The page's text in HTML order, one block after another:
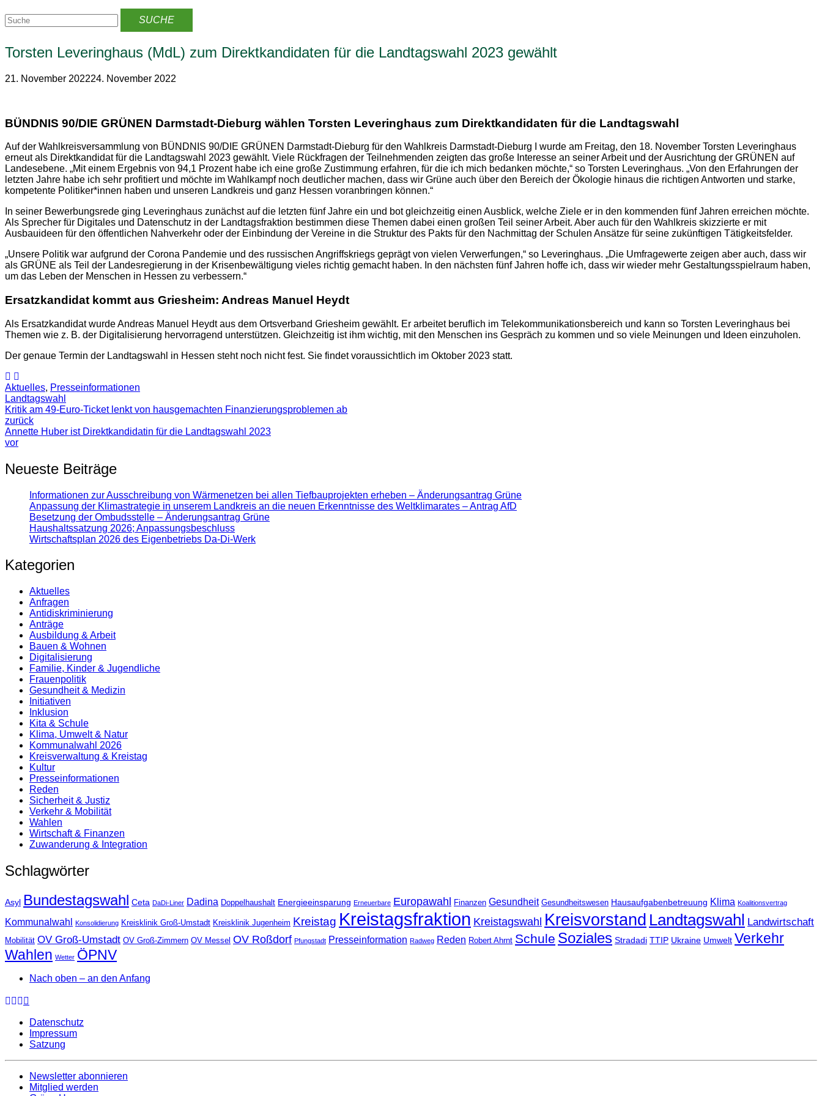
Torsten Leveringhaus (MdL) zum Direktkandidaten für die Landtagswahl 2023 gewählt
21. November 202224. November 2022
BÜNDNIS 90/DIE GRÜNEN Darmstadt-Dieburg wählen Torsten Leveringhaus zum Direktkandidaten für die Landtagswahl
Auf der Wahlkreisversammlung von BÜNDNIS 90/DIE GRÜNEN Darmstadt-Dieburg für den Wahlkreis Darmstadt-Dieburg I wurde am Freitag, den 18. November Torsten Leveringhaus
erneut als Direktkandidat für die Landtagswahl 2023 gewählt. Viele Rückfragen der Teilnehmenden zeigten das große Interesse an seiner Arbeit und der Ausrichtung der GRÜNEN auf
Landesebene. „Mit einem Ergebnis von 94,1 Prozent habe ich eine große Zustimmung erfahren, für die ich mich bedanken möchte,“ so Torsten Leveringhaus. „Von den Erfahrungen der
letzten Jahre habe ich sehr profitiert und möchte im Wahlkampf noch deutlicher machen, dass wir Grüne auch über den Bereich der Ökologie hinaus die richtigen Antworten und starke,
kompetente Politiker*innen haben und unseren Landkreis und ganz Hessen voranbringen können.“
In seiner Bewerbungsrede ging Leveringhaus zunächst auf die letzten fünf Jahre ein und bot gleichzeitig einen Ausblick, welche Ziele er in den kommenden fünf Jahren erreichen möchte.
Als Sprecher für Digitales und Datenschutz in der Landtagsfraktion bestimmen diese Themen dabei einen großen Teil seiner Arbeit. Aber auch für den Wahlkreis skizzierte er mit
Ausbauideen für den öffentlichen Nahverkehr oder der Einbindung der Vereine in die Struktur des Pakts für den Nachmittag der Schulen Ansätze für seine zukünftigen Tätigkeitsfelder.
„Unsere Politik war aufgrund der Corona Pandemie und des russischen Angriffskriegs geprägt von vielen Verwerfungen,“ so Leveringhaus. „Die Umfragewerte zeigen aber auch, dass wir
als GRÜNE als Teil der Landesregierung in der Krisenbewältigung vieles richtig gemacht haben. In den nächsten fünf Jahren hoffe ich, dass wir wieder mehr Gestaltungsspielraum haben,
um das Leben der Menschen in Hessen zu verbessern.“
Ersatzkandidat kommt aus Griesheim: Andreas Manuel Heydt
Als Ersatzkandidat wurde Andreas Manuel Heydt aus dem Ortsverband Griesheim gewählt. Er arbeitet beruflich im Telekommunikationsbereich und kann so Torsten Leveringhaus bei
Themen wie z. B. der Digitalisierung hervorragend unterstützen. Gleichzeitig ist ihm wichtig, mit den Menschen ins Gespräch zu kommen und so viele Meinungen und Ideen einzuholen.
Der genaue Termin der Landtagswahl in Hessen steht noch nicht fest. Sie findet voraussichtlich im Oktober 2023 statt.
Aktuelles, Presse­informationen
Landtagswahl
Kritik am 49-Euro-Ticket lenkt von hausgemachten Finanzierungsproblemen ab
zurück
Annette Huber ist Direktkandidatin für die Landtagswahl 2023
vor
Neueste Beiträge
Informationen zur Ausschreibung von Wärmenetzen bei allen Tiefbauprojekten erheben – Änderungsantrag Grüne
Anpassung der Klimastrategie in unserem Landkreis an die neuen Erkenntnisse des Weltklimarates – Antrag AfD
Besetzung der Ombudsstelle – Änderungsantrag Grüne
Haushaltssatzung 2026; Anpassungsbeschluss
Wirtschaftsplan 2026 des Eigenbetriebs Da-Di-Werk
Kategorien
Aktuelles
Anfragen
Antidiskrimi­nierung
Anträge
Ausbildung & Arbeit
Bauen & Wohnen
Digitalisierung
Familie, Kinder & Jugendliche
Frauenpolitik
Gesundheit & Medizin
Initiativen
Inklusion
Kita & Schule
Klima, Umwelt & Natur
Kommunalwahl 2026
Kreisverwaltung & Kreistag
Kultur
Presse­informationen
Reden
Sicherheit & Justiz
Verkehr & Mobilität
Wahlen
Wirtschaft & Finanzen
Zuwanderung & Integration
Schlagwörter
Asyl Bundestagswahl Ceta DaDi-Liner Dadina Doppelhaushalt Energieeinsparung Erneuerbare Europawahl Finanzen Gesundheit Gesundheitswesen Hausaufgabenbetreuung Klima Koalitionsvertrag
Kommunalwahl Konsolidierung Kreisklinik Groß-Umstadt Kreisklinik Jugenheim Kreistag Kreistagsfraktion Kreistagswahl Kreisvorstand Landtagswahl Landwirtschaft
Mobilität OV Groß-Umstadt OV Groß-Zimmern OV Messel OV Roßdorf Pfungstadt Presseinformation Radweg Reden Robert Ahrnt Schule Soziales Stradadi TTIP Ukraine Umwelt Verkehr
Wahlen Wetter ÖPNV
Nach oben – an den Anfang
Datenschutz
Impressum
Satzung
Newsletter abonnieren
Mitglied werden